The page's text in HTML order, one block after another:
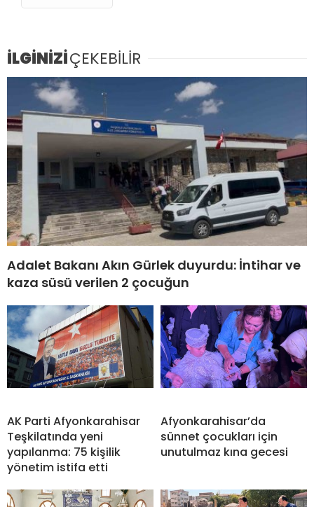
İLGİNİZİÇEKEBİLİR
Adalet Bakanı Akın Gürlek duyurdu: İntihar ve
kaza süsü verilen 2 çocuğun
AK Parti Afyonkarahisar
Teşkilatında yeni
yapılanma: 75 kişilik
yönetim istifa etti
Afyonkarahisar’da
sünnet çocukları için
unutulmaz kına gecesi